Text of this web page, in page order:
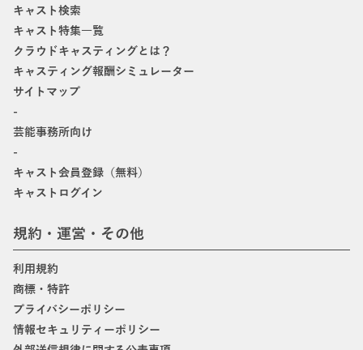
キャスト検索
キャスト特集一覧
クラウドキャスティングとは？
キャスティング報酬シミュレーター
サイトマップ
-
芸能事務所向け
-
キャスト会員登録（無料）
キャストログイン
規約・運営・その他
利用規約
商標・特許
プライバシーポリシー
情報セキュリティーポリシー